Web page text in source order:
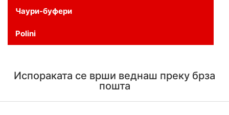
Чаури-буфери
Polini
Испораката се врши веднаш преку брза
пошта